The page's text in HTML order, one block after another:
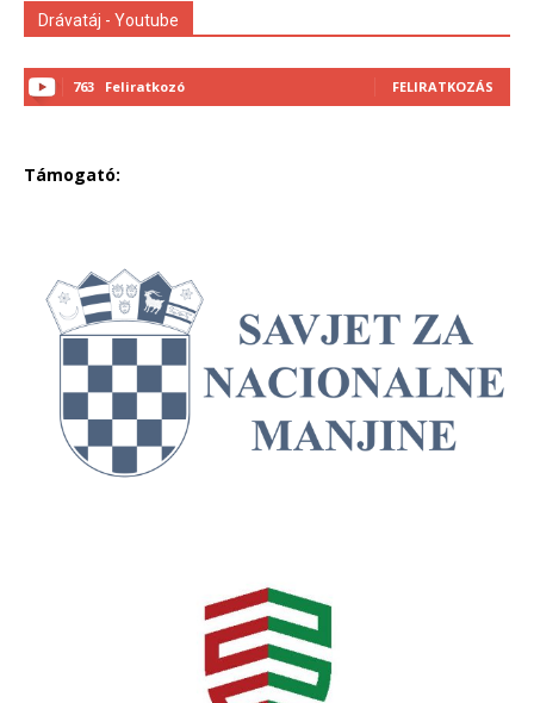
Drávatáj - Youtube
763 Feliratkozó FELIRATKOZÁS
Támogató: